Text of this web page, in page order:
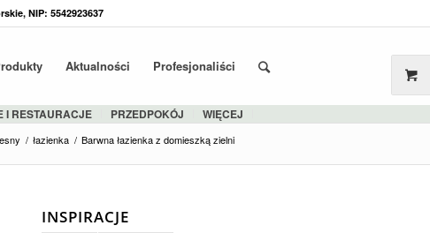
NIP: 5542923637
Aktualności Profesjonaliści
I RESTAURACJE PRZEDPOKÓJ WIĘCEJ
/ łazienka / Barwna łazienka z domieszką zielni
INSPIRACJE